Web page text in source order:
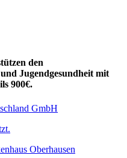
den
Jugendgesundheit mit
900€.